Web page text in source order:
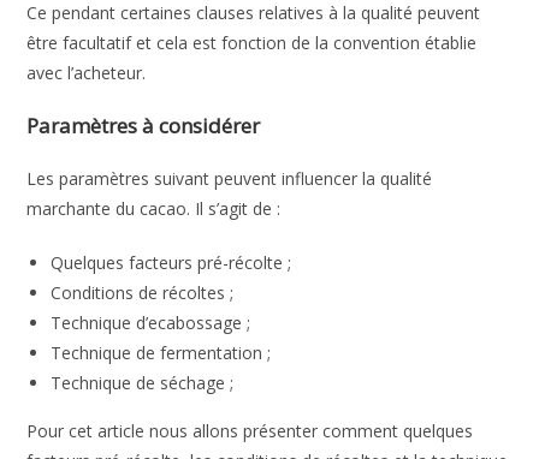
Ce pendant certaines clauses relatives à la qualité peuvent
être facultatif et cela est fonction de la convention établie
avec l’acheteur.
Paramètres à considérer
Les paramètres suivant peuvent influencer la qualité
marchante du cacao. Il s’agit de :
Quelques facteurs pré-récolte ;
Conditions de récoltes ;
Technique d’ecabossage ;
Technique de fermentation ;
Technique de séchage ;
Pour cet article nous allons présenter comment quelques